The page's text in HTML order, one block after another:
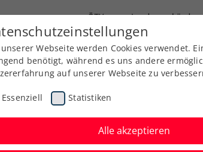
ÖTV Landesverbände
Ausbildung Services Über
Webseite werden Cookies verwendet.
benötigt, während es uns andere
auf unserer Webseite zu
Essenziell Statistiken
Alle akzeptieren